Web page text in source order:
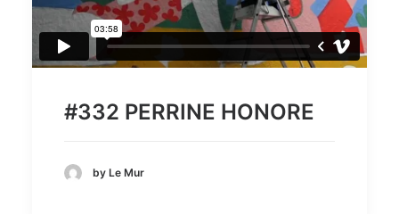
#332 PERRINE HONORE
by Le Mur